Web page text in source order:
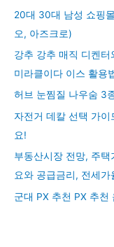
20대 30대 남성 쇼핑
오, 아즈크로)
강추 강추 매직 디켄
미라클이다 이스 활용
허브 눈찜질 나우숨 3
자전거 데칼 선택 가
요!
부동산시장 전망, 주
요와 공급금리, 전세가
군대 PX 추천 PX 추천